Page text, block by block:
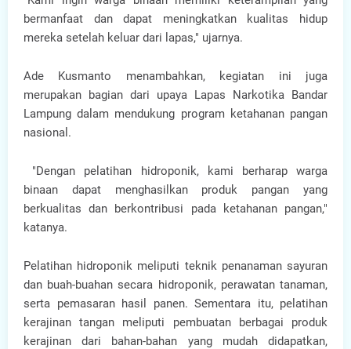
bermanfaat dan dapat meningkatkan kualitas hidup
mereka setelah keluar dari lapas," ujarnya.
Ade Kusmanto menambahkan, kegiatan ini juga
merupakan bagian dari upaya Lapas Narkotika Bandar
Lampung dalam mendukung program ketahanan pangan
nasional.
"Dengan pelatihan hidroponik, kami berharap warga
binaan dapat menghasilkan produk pangan yang
berkualitas dan berkontribusi pada ketahanan pangan,"
katanya.
Pelatihan hidroponik meliputi teknik penanaman sayuran
dan buah-buahan secara hidroponik, perawatan tanaman,
serta pemasaran hasil panen. Sementara itu, pelatihan
kerajinan tangan meliputi pembuatan berbagai produk
kerajinan dari bahan-bahan yang mudah didapatkan,